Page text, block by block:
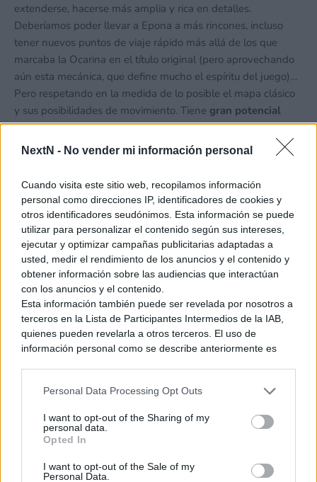
NextN - No vender mi información personal
Cuando visita este sitio web, recopilamos información
personal como direcciones IP, identificadores de cookies y
otros identificadores seudónimos. Esta información se puede
utilizar para personalizar el contenido según sus intereses,
ejecutar y optimizar campañas publicitarias adaptadas a
usted, medir el rendimiento de los anuncios y el contenido y
obtener información sobre las audiencias que interactúan
con los anuncios y el contenido.
Esta información también puede ser revelada por nosotros a
terceros en la Lista de Participantes Intermedios de la IAB,
quienes pueden revelarla a otros terceros. El uso de
información personal como se describe anteriormente es
generamos contenido relevante para nuestra audiencia.
recopilación y uso de datos en nuestra Política de
Privacidad.
terceros por nuestra parte, utilice la siguiente opción de
Personal Data Processing Opt Outs
I want to opt-out of the Sharing of my
personal data.
Opted In
I want to opt-out of the Sale of my
Personal Data.
extenderse, hacerse más amplia y rica en detalles.
Deberíamos poder llevar a Epona a más rincones, incluso
tener nuevos puntos de viaje rápido más allá de los que
marcaba la Ocarina en el título original (pero aprovechando
aún esta mecánica, que define mucho el espíritu del juego)…
Pero respetando en la medida de lo posible el mapa clásico
y sus posibilidades de movimiento. Tiene gran potencial
para llenarse de secretos, ampliarse, vivirse de una forma
diferente… Y no es necesario dar la espalda a la estructura de
progreso tradicional para explorar estas formas de diseño.
Profundizar mucho más en las subtramas
Zelda: Ocarina of Time estaba plagado depersonajes
secundariosde historias interesantes, y la propia trama
principal dejaba cosas interesantísimas sin explorar a fondo
(véase el Pozo de Kakariko, uno de los lugares con más jugo
de toda la saga). Si hay una oportunidad de explotar todo
eso mucho más a fondo, ésa es sin duda la del lanzamiento
de unremake. Ahondar más en los sucesos del rancho Lon
Lon, en los personajes de Kakariko, en las Gerudo, en los
Kokiri y en cómo llegó Link a su bosque…
infinito. Y estaría genial que Nintendo aproveche la ocasión
para exprimirlo. Incluso podría esperarse que retoquen
la mano de Link, mientras duerme en el Bosque Kokiri, invita